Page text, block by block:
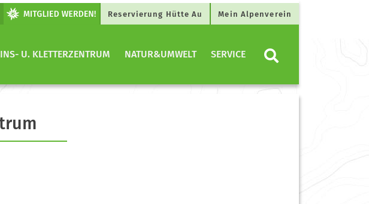
Reservierung Hütte Au Mein Alpenverein
U. KLETTERZENTRUM NATUR&UMWELT SERVICE